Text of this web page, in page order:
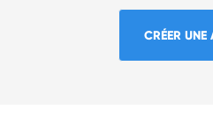
CRÉER UNE